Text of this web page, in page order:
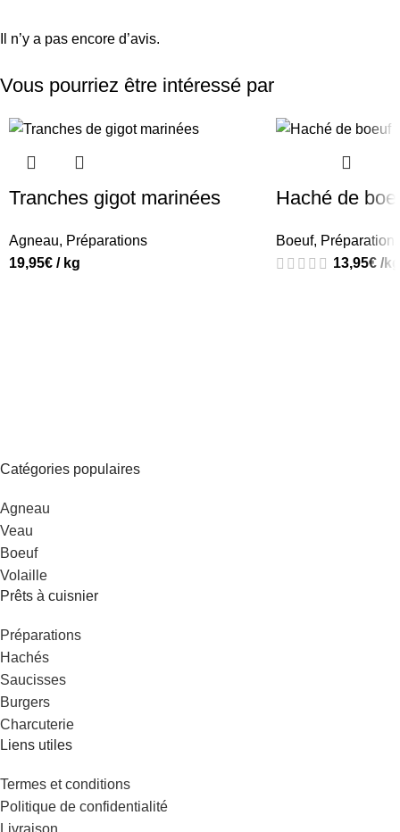
Il n’y a pas encore d’avis.
Vous pourriez être intéressé par
Tranches gigot marinées
Agneau, Préparations
19,95€ / kg
Haché de
Boeuf,
13,95€/kg
Catégories populaires
Agneau
Veau
Boeuf
Volaille
Prêts à cuisnier
Préparations
Hachés
Saucisses
Burgers
Charcuterie
Liens utiles
Termes et conditions
Politique de confidentialité
Livraison